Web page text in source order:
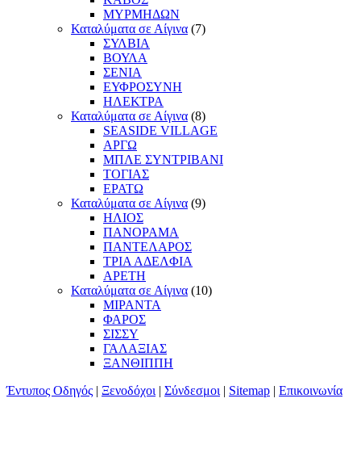
ΜΥΡΜΗΔΩΝ
Καταλύματα σε Αίγινα (7)
ΣΥΛΒΙΑ
ΒΟΥΛΑ
ΣΕΝΙΑ
ΕΥΦΡΟΣΥΝΗ
ΗΛΕΚΤΡΑ
Καταλύματα σε Αίγινα (8)
SEASIDE VILLAGE
ΑΡΓΩ
ΜΠΛΕ ΣΥΝΤΡΙΒΑΝΙ
ΤΟΓΙΑΣ
ΕΡΑΤΩ
Καταλύματα σε Αίγινα (9)
ΗΛΙΟΣ
ΠΑΝΟΡΑΜΑ
ΠΑΝΤΕΛΑΡΟΣ
ΤΡΙΑ ΑΔΕΛΦΙΑ
ΑΡΕΤΗ
Καταλύματα σε Αίγινα (10)
ΜΙΡΑΝΤΑ
ΦΑΡΟΣ
ΣΙΣΣΥ
ΓΑΛΑΞΙΑΣ
ΞΑΝΘΙΠΠΗ
Έντυπος Οδηγός | Ξενοδόχοι | Σύνδεσμοι | Sitemap | Επικοινωνία